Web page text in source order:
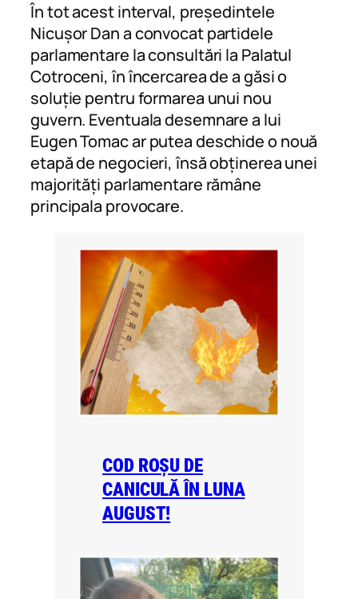
În tot acest interval, președintele
Nicușor Dan a convocat partidele
parlamentare la consultări la Palatul
Cotroceni, în încercarea de a găsi o
soluție pentru formarea unui nou
guvern. Eventuala desemnare a lui
Eugen Tomac ar putea deschide o nouă
etapă de negocieri, însă obținerea unei
majorități parlamentare rămâne
principala provocare.
COD ROȘU DE
CANICULĂ ÎN LUNA
AUGUST!